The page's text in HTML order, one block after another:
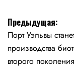
Навигация
по
записям
Предыдущая:
Порт Уэльвы
производства
второго поколения